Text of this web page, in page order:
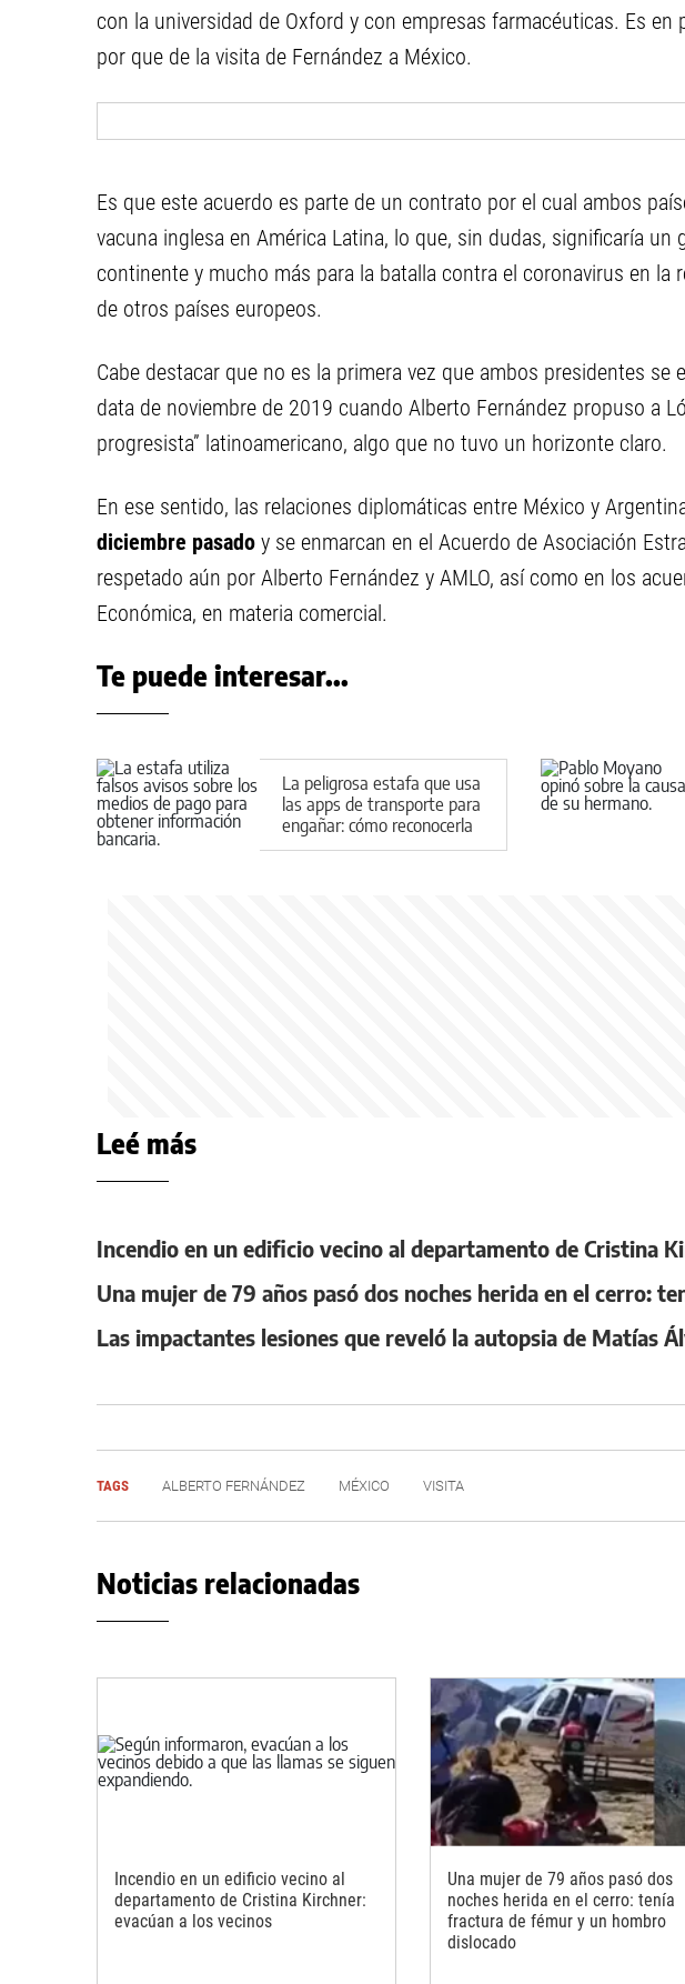
con la universidad de Oxford y con empresas farmacéuticas. Es en
por que de la visita de Fernández a México.
Es que este acuerdo es parte de un contrato por el cual ambos
vacuna inglesa en América Latina, lo que, sin dudas, significaría un
continente y mucho más para la batalla contra el coronavirus en la
de otros países europeos.
Cabe destacar que no es la primera vez que ambos presidentes se
data de noviembre de 2019 cuando Alberto Fernández propuso a
progresista” latinoamericano, algo que no tuvo un horizonte claro.
En ese sentido, las relaciones diplomáticas entre México y
diciembre pasado y se enmarcan en el Acuerdo de Asociación
respetado aún por Alberto Fernández y AMLO, así como en los
Económica, en materia comercial.
Te puede interesar...
La peligrosa estafa que usa
las apps de transporte para
engañar: cómo reconocerla
Leé más
Incendio en un edificio vecino al departamento de Cristina
Una mujer de 79 años pasó dos noches herida en el cerro:
Las impactantes lesiones que reveló la autopsia de Matías
TAGS ALBERTO FERNÁNDEZ MÉXICO VISITA
Noticias relacionadas
Incendio en un edificio vecino al
departamento de Cristina Kirchner:
evacúan a los vecinos
Una mujer de 79 años pasó dos
noches herida en el cerro: tenía
fractura de fémur y un hombro
dislocado